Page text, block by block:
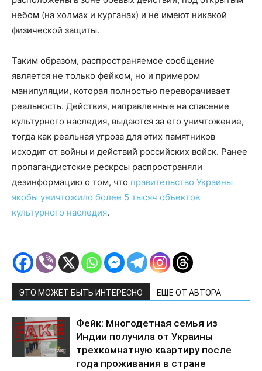
небом (на холмах и курганах) и не имеют никакой
физической защиты.
Таким образом, распространяемое сообщение
является не только фейком, но и примером
манипуляции, которая полностью переворачивает
реальность. Действия, направленные на спасение
культурного наследия, выдаются за его уничтожение,
тогда как реальная угроза для этих памятников
исходит от войны и действий российских войск. Ранее
пропагандистские рескрсы распространяли
дезинформацию о том, что правительство Украины
якобы уничтожило более 5 тысяч объектов
культурного наследия.
ЭТО МОЖЕТ БЫТЬ ИНТЕРЕСНО ЕЩЕ ОТ АВТОРА
Фейк: Многодетная семья из
Индии получила от Украины
трехкомнатную квартиру после
года проживания в стране